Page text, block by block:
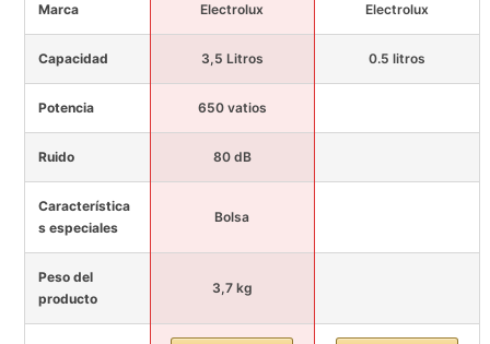
Marca Electrolux Electrolux
Capacidad 3,5 Litros 0.5 litros
Potencia 650 vatios
Ruido 80 dB
Característica
s especiales
Bolsa
Peso del
producto
3,7 kg